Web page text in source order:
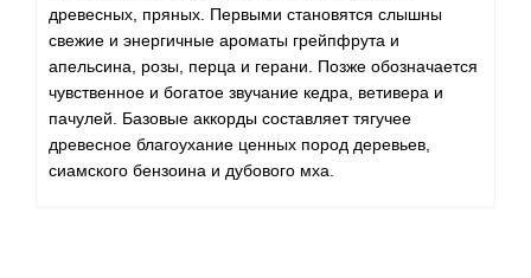
древесных, пряных. Первыми становятся слышны
свежие и энергичные ароматы грейпфрута и
апельсина, розы, перца и герани. Позже обозначается
чувственное и богатое звучание кедра, ветивера и
пачулей. Базовые аккорды составляет тягучее
древесное благоухание ценных пород деревьев,
сиамского бензоина и дубового мха.
Amouroud
Andre L'Arom
Angel Schlesser